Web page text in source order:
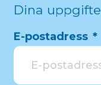
Dina
E-postadress *